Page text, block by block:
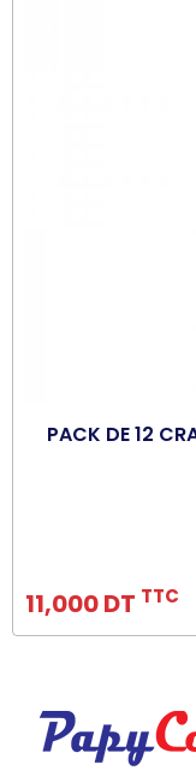
PACK DE 12
11,000 DT TTC